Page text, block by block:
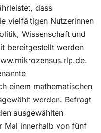
dass
vielfältigen Nutzerinnen
Wissenschaft und
bereitgestellt werden
einem mathematischen
werden. Befragt
ausgewählten
Mal innerhalb von fünf